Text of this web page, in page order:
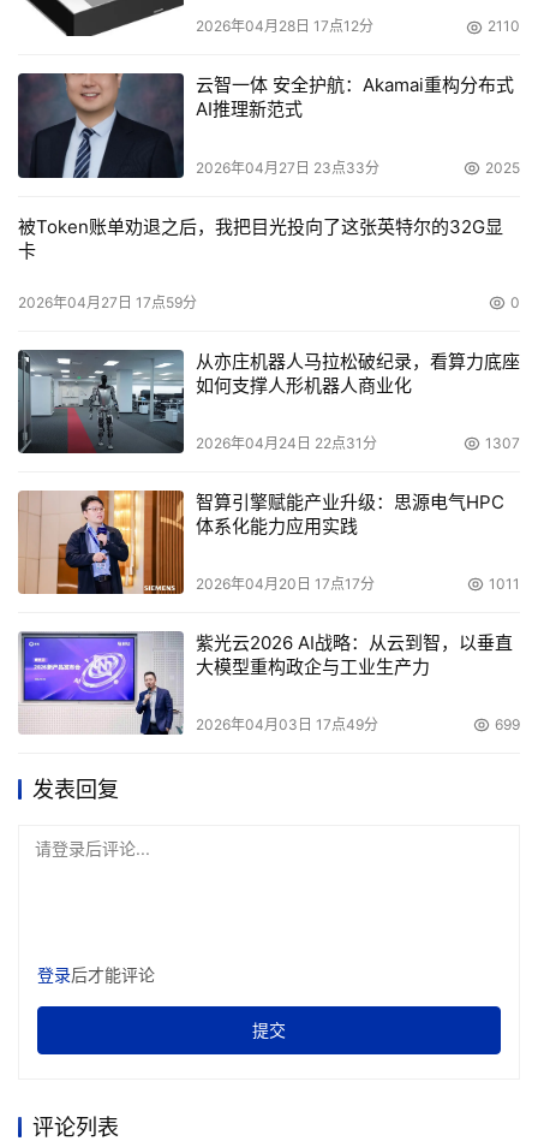
未瑞贝卡的业务系统带来了更高的安全性保障。
项目实施情况
该方案目前已全部实施完毕。基于对中国企业用户需求
的深刻理解，依托国际化品质的信息存储产品，浪潮以合适
的成本让用户享受到业界领先的解决方案，使数据得到最大
程度的保护，实现了最佳的投资保护模式。
2026年04月28日 17点12分 2110
云智一体 安全护航：Akamai重构分布式
AI推理新范式
2026年04月27日 23点33分 2025
被Token账单劝退之后，我把目光投向了这张英特尔的32G显
卡
2026年04月27日 17点59分 0
从亦庄机器人马拉松破纪录，看算力底座
如何支撑人形机器人商业化
2026年04月24日 22点31分 1307
智算引擎赋能产业升级：思源电气HPC
体系化能力应用实践
2026年04月20日 17点17分 1011
紫光云2026 AI战略：从云到智，以垂直
大模型重构政企与工业生产力
2026年04月03日 17点49分 699
发表回复
请登录后评论...
登录后才能评论
提交
评论列表